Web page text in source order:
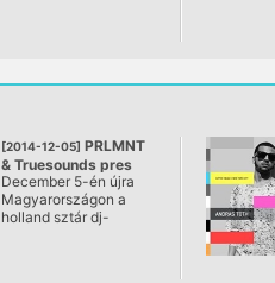
[2014-12-05] PRLMNT
& Truesounds pres
JORIS VOORN
@ PRLMNT
December 5-én újra
Magyarországon a
holland sztár dj-